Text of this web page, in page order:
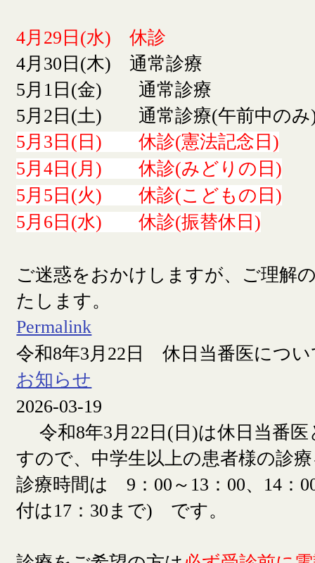
4月29日(水) 休診
4月30日(木) 通常診療
5月1日(金) 通常診療
5月2日(土) 通常診療(午前中のみ
5月3日(日) 休診(憲法記念日)
5月4日(月) 休診(みどりの日)
5月5日(火) 休診(こどもの日)
5月6日(水) 休診(振替休日)
ご迷惑をおかけしますが、ご理解
たします。
Permalink
令和8年3月22日 休日当番医につい
お知らせ
2026-03-19
令和8年3月22日(日)は休日当番
すので、中学生以上の患者様の診
診療時間は 9：00～13：00、14：
付は17：30まで) です。